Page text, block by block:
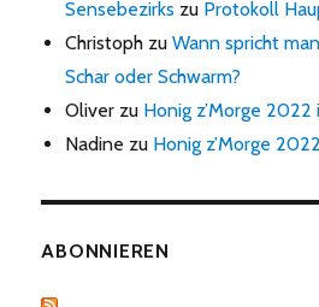
Sensebezirks zu Protokoll
Christoph zuWann spricht
Schar oder Schwarm?
Oliver zu Honig z’Morge
Nadine zu Honig z’Morge
ABONNIEREN